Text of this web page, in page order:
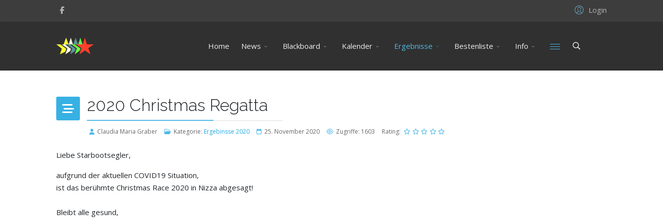
Login
Home News Blackboard Kalender Ergebnisse Bestenliste Info
2020 Christmas Regatta
Claudia Maria Graber Kategorie: Ergebinsse 2020 25. November 2020 Zugriffe: 1603 Rating:
Liebe Starbootsegler,
aufgrund der aktuellen COVID19 Situation,
ist das berühmte Christmas Race 2020 in Nizza abgesagt!
Bleibt alle gesund,